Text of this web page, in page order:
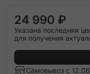
24 990 ₽
Указана последняя
для получения
Самовывоз с